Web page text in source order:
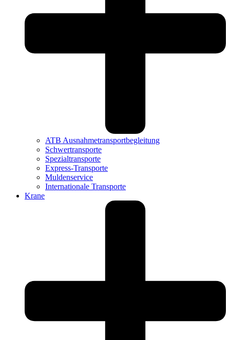
ATB Ausnahmetransport­begleitung
Schwertransporte
Spezial­transporte
Express-Transporte
Muldenservice
Internationale Transporte
Krane